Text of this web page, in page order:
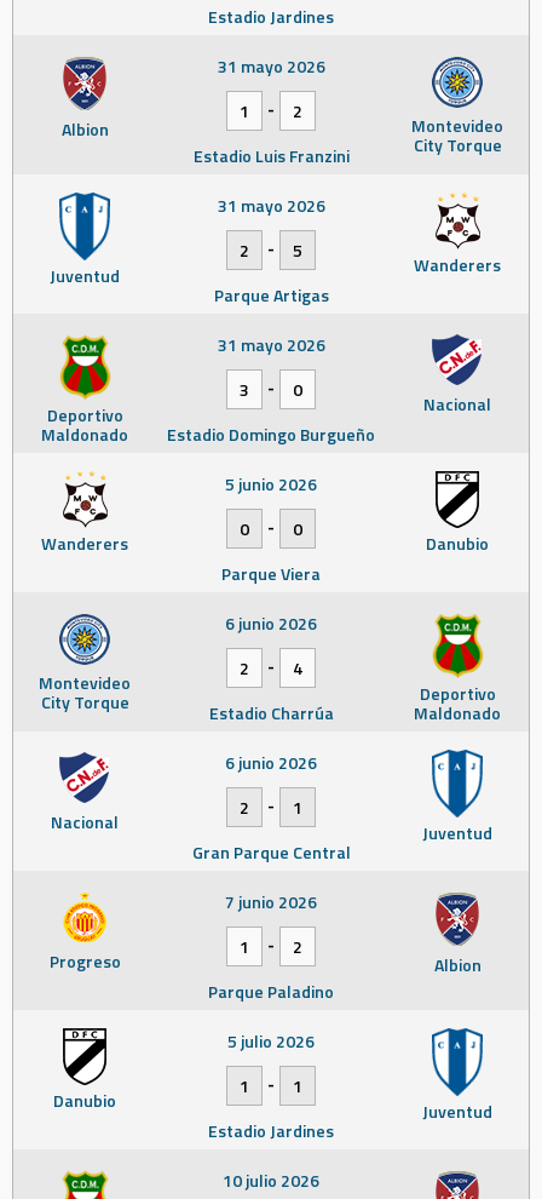
Estadio Jardines
Albion Montevideo
City Torque
31 mayo 2026
1
-
2
Estadio Luis Franzini
Juventud Wanderers
31 mayo 2026
2
-
5
Parque Artigas
Deportivo
Maldonado
Nacional
31 mayo 2026
3
-
0
Estadio Domingo Burgueño
Wanderers Danubio
5 junio 2026
0
-
0
Parque Viera
Montevideo
City Torque Deportivo
Maldonado
6 junio 2026
2
-
4
Estadio Charrúa
Nacional Juventud
6 junio 2026
2
-
1
Gran Parque Central
Progreso Albion
7 junio 2026
1
-
2
Parque Paladino
Danubio Juventud
5 julio 2026
1
-
1
Estadio Jardines
10 julio 2026